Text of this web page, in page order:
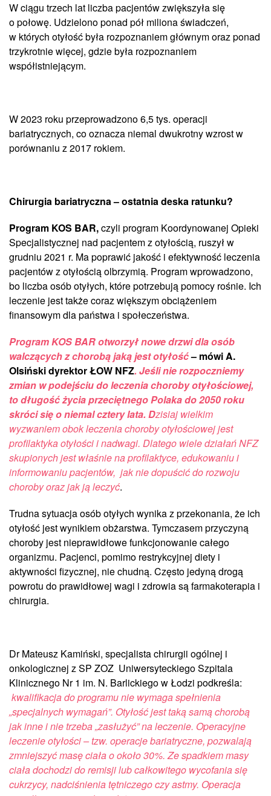
W ciągu trzech lat liczba pacjentów zwiększyła się
o połowę. Udzielono ponad pół miliona świadczeń,
w których otyłość była rozpoznaniem głównym oraz ponad
trzykrotnie więcej, gdzie była rozpoznaniem
współistniejącym.
W 2023 roku przeprowadzono 6,5 tys. operacji
bariatrycznych, co oznacza niemal dwukrotny wzrost w
porównaniu z 2017 rokiem.
Chirurgia bariatryczna – ostatnia deska ratunku?
Program KOS BAR,czyli program Koordynowanej Opieki
Specjalistycznej nad pacjentem z otyłością, ruszył w
grudniu 2021 r. Ma poprawić jakość i efektywność leczenia
pacjentów z otyłością olbrzymią. Program wprowadzono,
bo liczba osób otyłych, które potrzebują pomocy rośnie. Ich
leczenie jest także coraz większym obciążeniem
finansowym dla państwa i społeczeństwa.
Program KOS BAR otworzył nowe drzwi dla osób
walczących z chorobą jaką jest otyłość– mówi A.
Olsiński dyrektor ŁOW NFZ. Jeśli nie rozpoczniemy
zmian w podejściu do leczenia choroby otyłościowej,
to długość życia przeciętnego Polaka do 2050 roku
skróci się o niemal cztery lata. Dzisiaj wielkim
wyzwaniem obok leczenia choroby otyłościowej jest
profilaktyka otyłości i nadwagi. Dlatego wiele działań NFZ
skupionych jest właśnie na profilaktyce, edukowaniu i
informowaniu pacjentów, jak nie dopuścić do rozwoju
choroby oraz jak ją leczyć.
Trudna sytuacja osób otyłych wynika z przekonania, że ich
otyłość jest wynikiem obżarstwa. Tymczasem przyczyną
choroby jest nieprawidłowe funkcjonowanie całego
organizmu. Pacjenci, pomimo restrykcyjnej diety i
aktywności fizycznej, nie chudną. Często jedyną drogą
powrotu do prawidłowej wagi i zdrowia są farmakoterapia i
chirurgia.
Dr Mateusz Kamiński, specjalista chirurgii ogólnej i
onkologicznej z SP ZOZ Uniwersyteckiego Szpitala
Klinicznego Nr 1 im. N. Barlickiego w Łodzi podkreśla:
kwalifikacja do programu nie wymaga spełnienia
„specjalnych wymagań”. Otyłość jest taką samą chorobą
jak inne i nie trzeba „zasłużyć” na leczenie. Operacyjne
leczenie otyłości – tzw. operacje bariatryczne, pozwalają
zmniejszyć masę ciała o około 30%. Ze spadkiem masy
ciała dochodzi do remisji lub całkowitego wycofania się
cukrzycy, nadciśnienia tętniczego czy astmy. Operacja